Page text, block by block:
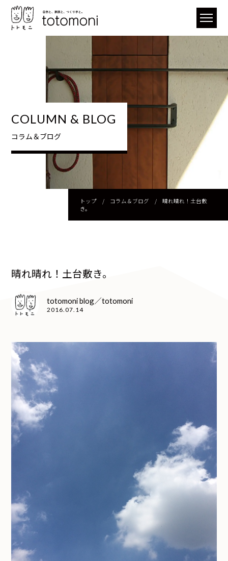
COLUMN & BLOG
コラム＆ブログ
トップ/ コラム＆ブログ / 晴れ晴れ！土台敷
き。
晴れ晴れ！土台敷き。
totomoni blog／totomoni
2016.07.14